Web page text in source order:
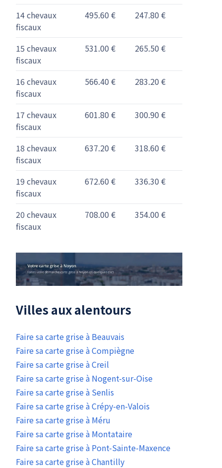
14 chevaux
fiscaux
495.60 € 247.80 €
15 chevaux
fiscaux
531.00 € 265.50 €
16 chevaux
fiscaux
566.40 € 283.20 €
17 chevaux
fiscaux
601.80 € 300.90 €
18 chevaux
fiscaux
637.20 € 318.60 €
19 chevaux
fiscaux
672.60 € 336.30 €
20 chevaux
fiscaux
708.00 € 354.00 €
Villes aux alentours
Faire sa carte grise à Beauvais
Faire sa carte grise à Compiègne
Faire sa carte grise à Creil
Faire sa carte grise à Nogent-sur-Oise
Faire sa carte grise à Senlis
Faire sa carte grise à Crépy-en-Valois
Faire sa carte grise à Méru
Faire sa carte grise à Montataire
Faire sa carte grise à Pont-Sainte-Maxence
Faire sa carte grise à Chantilly